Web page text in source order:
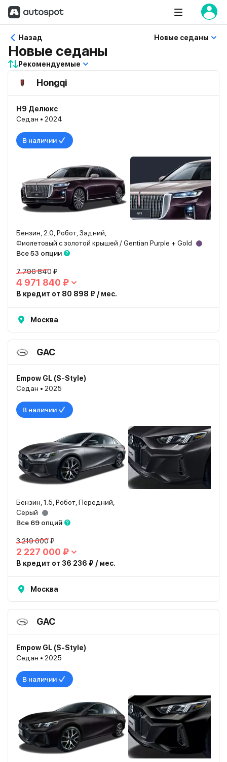
Назад Новые седаны
Новые седаны
Рекомендуемые
Hongqi
H9 Делюкс
Седан • 2024
В наличии
Бензин, 2.0, Робот, Задний,
Фиолетовый с золотой крышей / Gentian Purple + Gold
Все 53 опции
7 796 840 ₽
4 971 840 ₽
В кредит от 80 898 ₽ / мес.
Москва
GAC
Empow GL (S-Style)
Седан • 2025
В наличии
Бензин, 1.5, Робот, Передний,
Серый
Все 69 опций
3 219 000 ₽
2 227 000 ₽
В кредит от 36 236 ₽ / мес.
Москва
GAC
Empow GL (S-Style)
Седан • 2025
В наличии